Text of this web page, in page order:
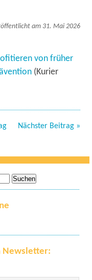
am 31. Mai 2026
von früher
(Kurier
Nächster Beitrag »
Newsletter: